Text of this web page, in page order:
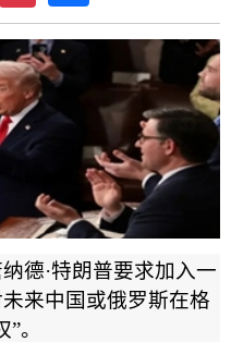
德·特朗普要求加入一
来中国或俄罗斯在格
”。